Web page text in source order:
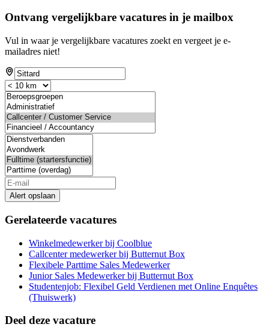
Ontvang vergelijkbare vacatures in je mailbox
Vul in waar je vergelijkbare vacatures zoekt en vergeet je e-
mailadres niet!
Alert opslaan
Gerelateerde vacatures
Winkelmedewerker bij Coolblue
Callcenter medewerker bij Butternut Box
Flexibele Parttime Sales Medewerker
Junior Sales Medewerker bij Butternut Box
Studentenjob: Flexibel Geld Verdienen met Online Enquêtes
(Thuiswerk)
Deel deze vacature